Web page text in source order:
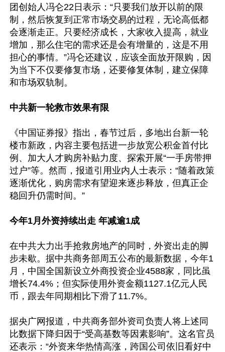
团创始人冯仑22日表示：“只要我们放开以前的限
制，然后恢复到正常市场交易的过程，无论高低都
会逐渐走正。只要经济成长，大家收入提高，就业
增加，那么住宅的需求还是会有增量的，这是不用
担心的事情。”冯仑还建议，应该全面放开限购，因
为当下不仅要修复市场，还要修复体制，建立保障
和市场双轨制。
中共新一轮救市效果有限
《中国证券报》指出，春节过后，多地出台新一轮
楼市新政，内容主要包括进一步放宽公积金首付比
例、加大人才购房补贴力度、探索开展“一手房带押
过户”等。然而，报道引用业内人士表示：“随着政策
逐渐优化，购房需求有望迎来逐步释放，但真正企
稳回升仍需时间。”
今年1月外资持续出走 年减逾1成
在中共大力出手抢救房地产的同时，外资出走的脚
步未歇。据中共商务部周五公布的最新数据，今年1
月，中国全国新设立外商投资企业4588家，同比虽
增长74.4%；但实际使用外资金额1127.1亿元人民
币，跟去年同期相比下滑了11.7%。
据央广网报道，中共商务部外资司负责人将上述同
比数据下降归因于“受高基数等因素影响”。这名官员
还表示：“外资来华热情高涨，跨国公司依旧看好中